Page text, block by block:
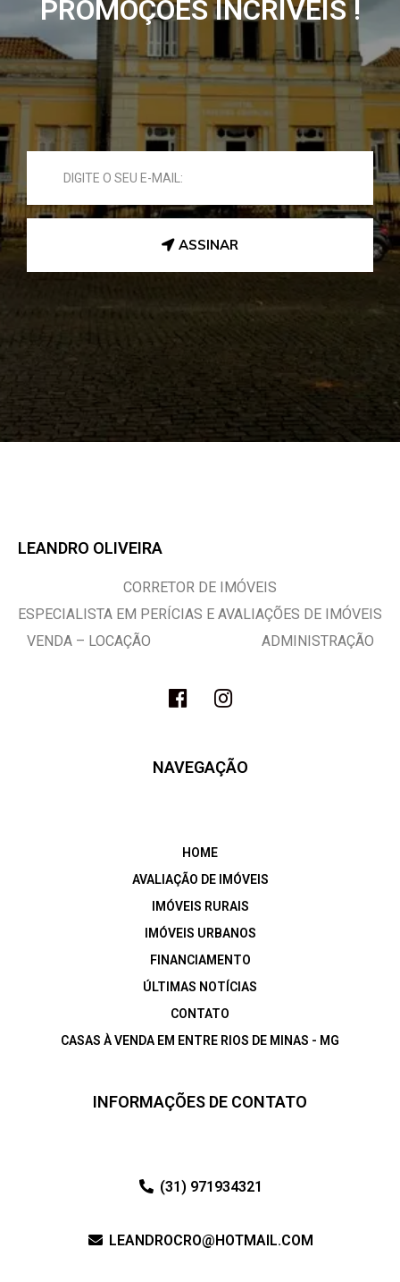
PROMOÇÕES INCRÍVEIS !
ASSINAR
LEANDRO OLIVEIRA
CORRETOR DE IMÓVEIS
ESPECIALISTA EM PERÍCIAS E AVALIAÇÕES DE IMÓVEIS
VENDA – LOCAÇÃO ADMINISTRAÇÃO
NAVEGAÇÃO
HOME
AVALIAÇÃO DE IMÓVEIS
IMÓVEIS RURAIS
IMÓVEIS URBANOS
FINANCIAMENTO
ÚLTIMAS NOTÍCIAS
CONTATO
CASAS À VENDA EM ENTRE RIOS DE MINAS - MG
INFORMAÇÕES DE CONTATO
(31) 971934321
LEANDROCRO@HOTMAIL.COM